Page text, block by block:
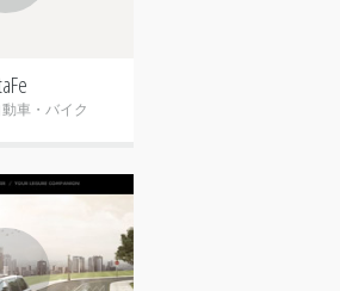
車・バイク